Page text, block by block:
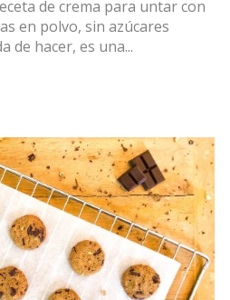
de crema para untar con
en polvo, sin azúcares
de hacer, es una...